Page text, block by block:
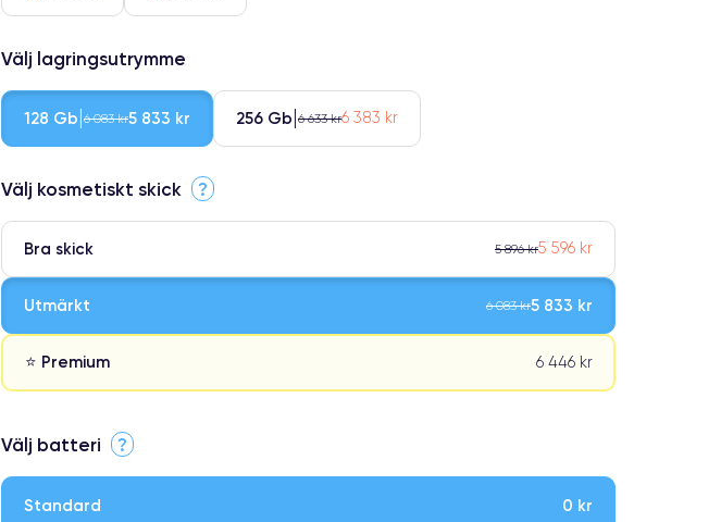
Välj lagringsutrymme
128 Gb 6 083 kr5 833 kr 256 Gb 6 633 kr6 383 kr
Välj kosmetiskt skick ?
Bra skick 5 896 kr5 596 kr
Utmärkt 6 083 kr5 833 kr
⭐ Premium 6 446 kr
⭐ Premium
Välj batteri ?
Standard 0 kr